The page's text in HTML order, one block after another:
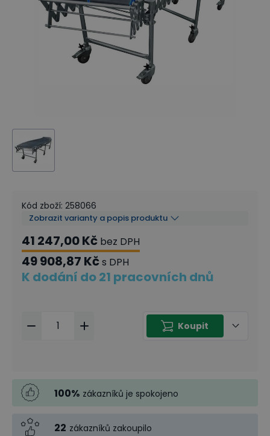
Kód zboží: 258066
Zobrazit varianty a popis produktu
41 247,00 Kč bez DPH
49 908,87 Kčs DPH
K dodání do 21 pracovních dnů
Koupit
100% zákazníků je spokojeno
22 zákazníků zakoupilo